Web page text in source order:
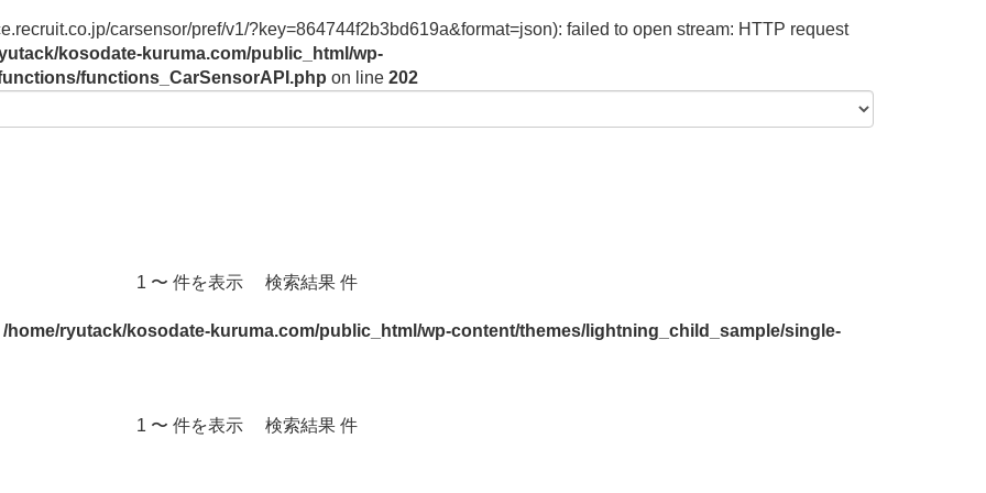
carsensor/pref/v1/?key=864744f2b3bd619a&format=json): failed to open stream: HTTP request
kosodate-kuruma.com/public_html/wp-
functions_CarSensorAPI.php on line 202
1 〜 件を表示 検索結果 件
/home/ryutack/kosodate-kuruma.com/public_html/wp-content/themes/lightning_child_sample/single-
1 〜 件を表示 検索結果 件